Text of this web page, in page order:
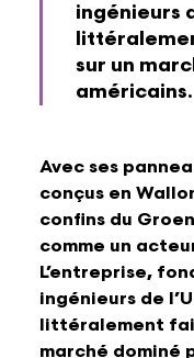
ingénieurs
sur un
américains.
Avec ses
conçus en
confins du
comme un
L’entreprise,
ingénieurs de
littéralement
marché dominé